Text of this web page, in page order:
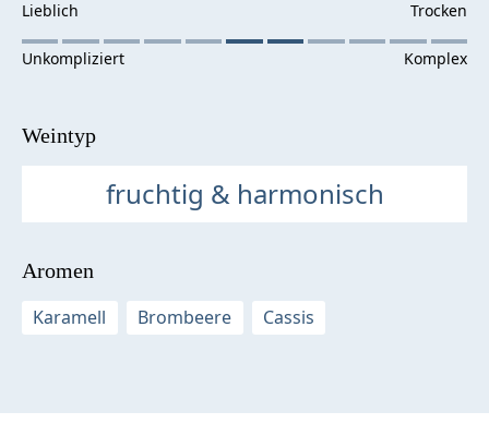
Weintyp
fruchtig & harmonisch
Aromen
Karamell
Brombeere Cassis